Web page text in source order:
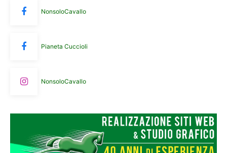
NonsoloCavallo
Pianeta Cuccioli
NonsoloCavallo